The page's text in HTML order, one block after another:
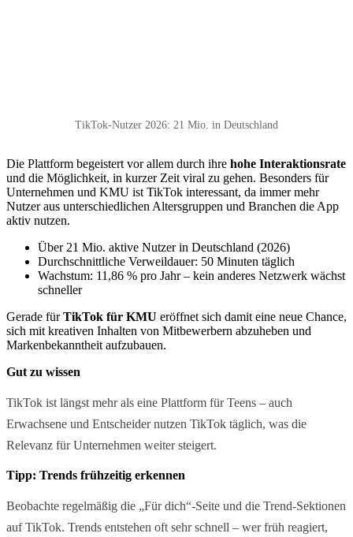
TikTok-Nutzer 2026: 21 Mio. in Deutschland
Die Plattform begeistert vor allem durch ihre hohe Interaktionsrate
und die Möglichkeit, in kurzer Zeit viral zu gehen. Besonders für
Unternehmen und KMU ist TikTok interessant, da immer mehr
Nutzer aus unterschiedlichen Altersgruppen und Branchen die App
aktiv nutzen.
Über 21 Mio. aktive Nutzer in Deutschland (2026)
Durchschnittliche Verweildauer: 50 Minuten täglich
Wachstum: 11,86 % pro Jahr – kein anderes Netzwerk wächst
schneller
Gerade fürTikTok für KMU eröffnet sich damit eine neue Chance,
sich mit kreativen Inhalten von Mitbewerbern abzuheben und
Markenbekanntheit aufzubauen.
Gut zu wissen
TikTok ist längst mehr als eine Plattform für Teens – auch
Erwachsene und Entscheider nutzen TikTok täglich, was die
Relevanz für Unternehmen weiter steigert.
Tipp: Trends frühzeitig erkennen
Beobachte regelmäßig die „Für dich“-Seite und die Trend-Sektionen
auf TikTok. Trends entstehen oft sehr schnell – wer früh reagiert,